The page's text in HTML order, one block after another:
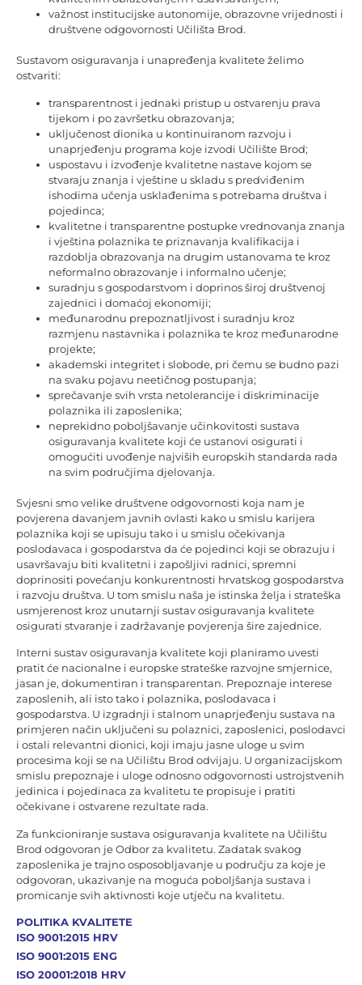
važnost institucijske autonomije, obrazovne vrijednosti i
društvene odgovornosti Učilišta Brod.
Sustavom osiguravanja i unapređenja kvalitete želimo
ostvariti:
transparentnost i jednaki pristup u ostvarenju prava
tijekom i po završetku obrazovanja;
uključenost dionika u kontinuiranom razvoju i
unaprjeđenju programa koje izvodi Učilište Brod;
uspostavu i izvođenje kvalitetne nastave kojom se
stvaraju znanja i vještine u skladu s predviđenim
ishodima učenja usklađenima s potrebama društva i
pojedinca;
kvalitetne i transparentne postupke vrednovanja znanja
i vještina polaznika te priznavanja kvalifikacija i
razdoblja obrazovanja na drugim ustanovama te kroz
neformalno obrazovanje i informalno učenje;
suradnju s gospodarstvom i doprinos široj društvenoj
zajednici i domaćoj ekonomiji;
međunarodnu prepoznatljivost i suradnju kroz
razmjenu nastavnika i polaznika te kroz međunarodne
projekte;
akademski integritet i slobode, pri čemu se budno pazi
na svaku pojavu neetičnog postupanja;
sprečavanje svih vrsta netolerancije i diskriminacije
polaznika ili zaposlenika;
neprekidno poboljšavanje učinkovitosti sustava
osiguravanja kvalitete koji će ustanovi osigurati i
omogućiti uvođenje najviših europskih standarda rada
na svim područjima djelovanja.
Svjesni smo velike društvene odgovornosti koja nam je
povjerena davanjem javnih ovlasti kako u smislu karijera
polaznika koji se upisuju tako i u smislu očekivanja
poslodavaca i gospodarstva da će pojedinci koji se obrazuju i
usavršavaju biti kvalitetni i zapošljivi radnici, spremni
doprinositi povećanju konkurentnosti hrvatskog gospodarstva
i razvoju društva. U tom smislu naša je istinska želja i strateška
usmjerenost kroz unutarnji sustav osiguravanja kvalitete
osigurati stvaranje i zadržavanje povjerenja šire zajednice.
Interni sustav osiguravanja kvalitete koji planiramo uvesti
pratit će nacionalne i europske strateške razvojne smjernice,
jasan je, dokumentiran i transparentan. Prepoznaje interese
zaposlenih, ali isto tako i polaznika, poslodavaca i
gospodarstva. U izgradnji i stalnom unaprjeđenju sustava na
primjeren način uključeni su polaznici, zaposlenici, poslodavci
i ostali relevantni dionici, koji imaju jasne uloge u svim
procesima koji se na Učilištu Brod odvijaju. U organizacijskom
smislu prepoznaje i uloge odnosno odgovornosti ustrojstvenih
jedinica i pojedinaca za kvalitetu te propisuje i pratiti
očekivane i ostvarene rezultate rada.
Za funkcioniranje sustava osiguravanja kvalitete na Učilištu
Brod odgovoran je Odbor za kvalitetu. Zadatak svakog
zaposlenika je trajno osposobljavanje u području za koje je
odgovoran, ukazivanje na moguća poboljšanja sustava i
promicanje svih aktivnosti koje utječu na kvalitetu.
POLITIKA KVALITETE
ISO 9001:2015 HRV
ISO 9001:2015 ENG
ISO 20001:2018 HRV